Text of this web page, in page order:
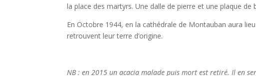
la place des martyrs. Une dalle de pierre et une plaque
En Octobre 1944, en la cathédrale de Montauban aura
retrouvent leur terre d’origine.
NB : en 2015 un acacia malade puis mort est retiré. Il en